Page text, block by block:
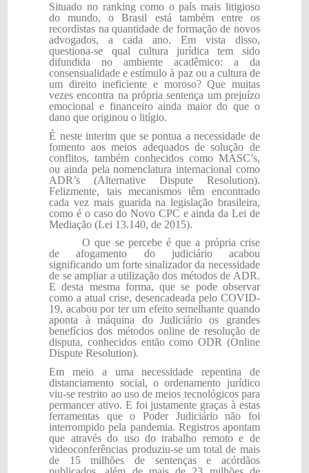
Situado no ranking como o país mais litigioso
do mundo, o Brasil está também entre os
recordistas na quantidade de formação de novos
advogados, a cada ano. Em vista disso,
questiona-se qual cultura jurídica tem sido
difundida no ambiente acadêmico: a da
consensualidade e estímulo à paz ou a cultura de
um direito ineficiente e moroso? Que muitas
vezes encontra na própria sentença um prejuízo
emocional e financeiro ainda maior do que o
dano que originou o litígio.
É neste interim que se pontua a necessidade de
fomento aos meios adequados de solução de
conflitos, também conhecidos como MASC’s,
ou ainda pela nomenclatura internacional como
ADR’s (Alternative Dispute Resolution).
Felizmente, tais mecanismos têm encontrado
cada vez mais guarida na legislação brasileira,
como é o caso do Novo CPC e ainda da Lei de
Mediação (Lei 13.140, de 2015).
O que se percebe é que a própria crise
de afogamento do judiciário acabou
significando um forte sinalizador da necessidade
de se ampliar a utilização dos métodos de ADR.
E desta mesma forma, que se pode observar
como a atual crise, desencadeada pelo COVID-
19, acabou por ter um efeito semelhante quando
aponta à máquina do Judiciário os grandes
benefícios dos métodos online de resolução de
disputa, conhecidos então como ODR (Online
Dispute Resolution).
Em meio a uma necessidade repentina de
distanciamento social, o ordenamento jurídico
viu-se restrito ao uso de meios tecnológicos para
permancer ativo. E foi justamente graças à estas
ferramentas que o Poder Judiciário não foi
interrompido pela pandemia. Registros apontam
que através do uso do trabalho remoto e de
videoconferências produziu-se um total de mais
de 15 milhões de sentenças e acórdãos